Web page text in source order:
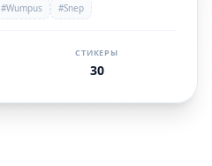
#Wumpus #Snep
СТИКЕРЫ
30